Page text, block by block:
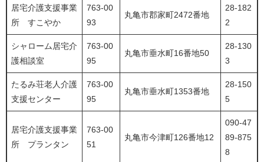
居宅介護支援事業
所 すこやか
763-00
93
丸亀市郡家町2472番地
28-182
2
シャローム居宅介
護相談室
763-00
95
丸亀市垂水町16番地50
28-130
3
たるみ荘老人介護
支援センター
763-00
95
丸亀市垂水町1353番地
28-150
5
居宅介護支援事業
所 プランタン
763-00
51
丸亀市今津町126番地12
090-47
89-875
8